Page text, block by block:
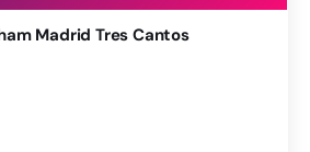
Madrid Tres Cantos